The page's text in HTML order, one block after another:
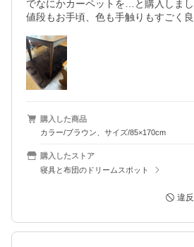
でなにかカーペットを…と購入しまし
値段もお手頃、色も手触りもすごく良
購入した商品
カラー/ブラウン、サイズ/85×170cm
購入したストア
寝具と布団のドリームスポット
違